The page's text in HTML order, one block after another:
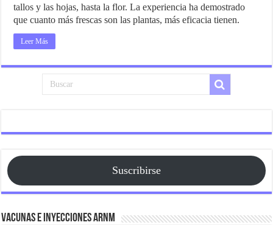
tallos y las hojas, hasta la flor. La experiencia ha demostrado
que cuanto más frescas son las plantas, más eficacia tienen.
Leer Más
Suscribirse
Vacunas e Inyecciones ARNm